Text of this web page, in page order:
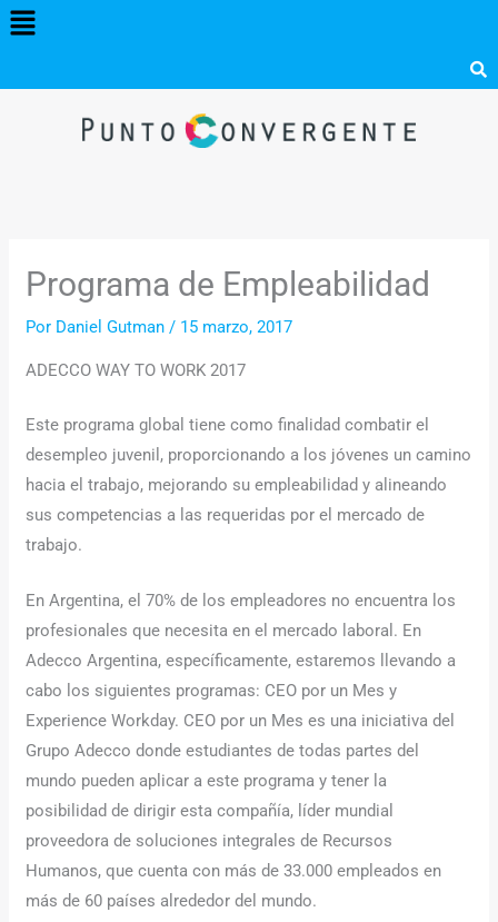
Menú
Programa de Empleabilidad
Por Daniel Gutman/ 15 marzo, 2017
ADECCO WAY TO WORK 2017
Este programa global tiene como finalidad combatir el
desempleo juvenil, proporcionando a los jóvenes un camino
hacia el trabajo, mejorando su empleabilidad y alineando
sus competencias a las requeridas por el mercado de
trabajo.
En Argentina, el 70% de los empleadores no encuentra los
profesionales que necesita en el mercado laboral. En
Adecco Argentina, específicamente, estaremos llevando a
cabo los siguientes programas: CEO por un Mes y
Experience Workday. CEO por un Mes es una iniciativa del
Grupo Adecco donde estudiantes de todas partes del
mundo pueden aplicar a este programa y tener la
posibilidad de dirigir esta compañía, líder mundial
proveedora de soluciones integrales de Recursos
Humanos, que cuenta con más de 33.000 empleados en
más de 60 países alrededor del mundo.